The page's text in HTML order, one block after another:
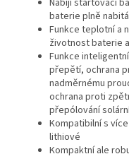
Nabíjí startovací
baterie plně nabitá
Funkce teplotní a
životnost baterie
Funkce
přepětí, ochrana
nadměrnému
ochrana proti
přepólování
Kompatibilní s
lithiové
Kompaktní ale